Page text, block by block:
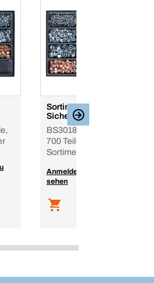
Sortiment
Sicherungsmuttern
BS3018, 10 Grössen -
700 Teile, im BS
Sortimentskoffer
Anmelden, um Preise zu
sehen